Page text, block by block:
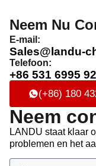
Neem Nu
E-mail:
Sales@landu-
Telefoon:
+86 531 6995
(+86) 180
Neem
LANDU staat klaar
problemen en het